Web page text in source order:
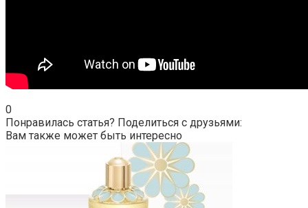
0
Понравилась статья? Поделиться с друзьями:
Вам также может быть интересно